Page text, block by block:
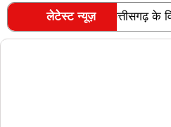
लेटेस्ट न्यूज़
लाइन की स्वीकृति छत्तीसगढ़ के
RECENT POSTS